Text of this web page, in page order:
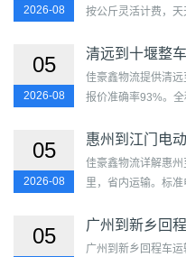
2026-08
按公斤灵活计费，天
05
2026-08
清远到十堰整
佳豪鑫物流提供清远
报价准确率93%。
县...
05
2026-08
惠州到江门电
佳豪鑫物流详解惠
里，省内运输。标
电池可随...
05 广州到新乡回
广州到新乡回程车